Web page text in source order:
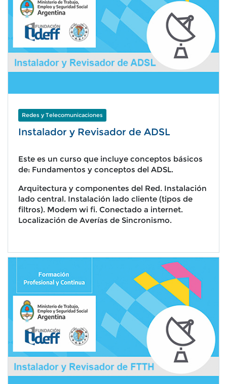
Redes y Telecomunicaciones
Instalador y Revisador de ADSL
Este es un curso que incluye conceptos básicos
de: Fundamentos y conceptos del ADSL.
Arquitectura y componentes del Red. Instalación
lado central. Instalación lado cliente (tipos de
filtros). Modem wi fi. Conectado a internet.
Localización de Averías de Sincronismo.